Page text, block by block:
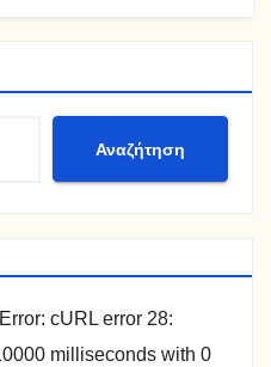
Αναζήτηση
cURL error 28:
milliseconds with 0